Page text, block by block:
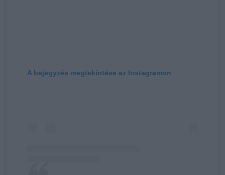
A bejegyzés megtekintése az Instagramon